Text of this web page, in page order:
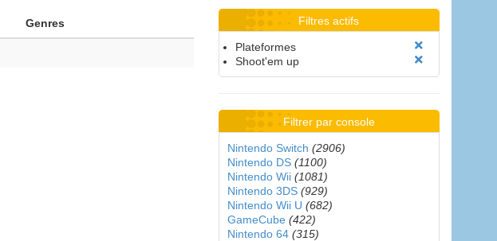
Genres Filtres actifs
Plateformes
Shoot'em up
Filtrer par console
Nintendo Switch (2906)
Nintendo DS (1100)
Nintendo Wii (1081)
Nintendo 3DS (929)
Nintendo Wii U (682)
GameCube (422)
Nintendo 64 (315)